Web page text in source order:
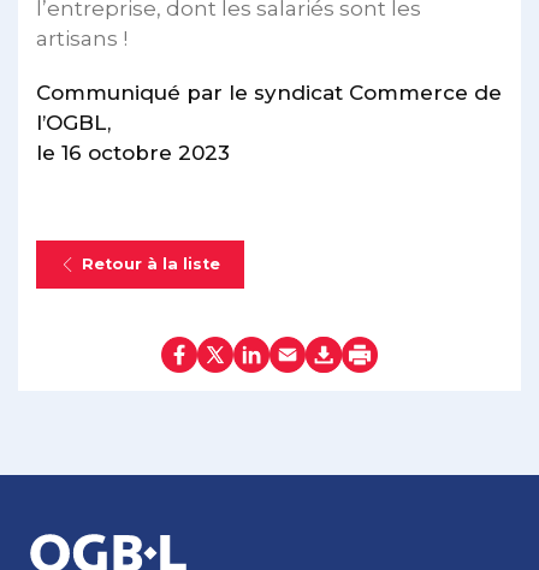
l’entreprise, dont les salariés sont les
artisans !
Communiqué par le syndicat Commerce de
l’OGBL,
le 16 octobre 2023
Retour à la liste